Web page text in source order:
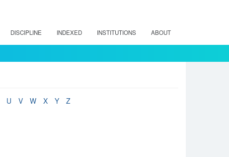
DISCIPLINE INDEXED INSTITUTIONS ABOUT
U V W X Y
Z